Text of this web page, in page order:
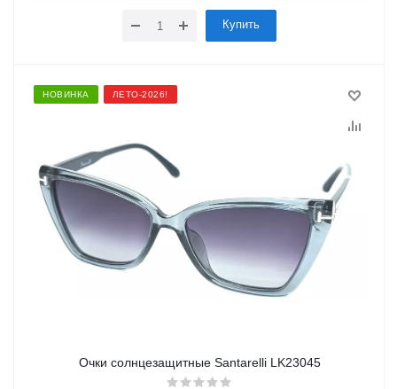
Купить
НОВИНКА ЛЕТО-2026!
Очки солнцезащитные Santarelli LK23045